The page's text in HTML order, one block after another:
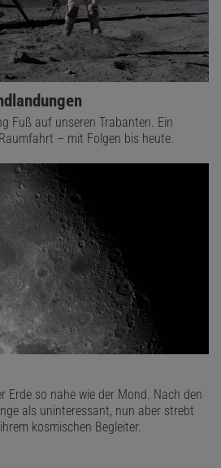
Fuß auf unseren Trabanten. Ein
– mit Folgen bis heute.
Erde so nahe wie der Mond. Nach den
als uninteressant, nun aber strebt
kosmischen Begleiter.